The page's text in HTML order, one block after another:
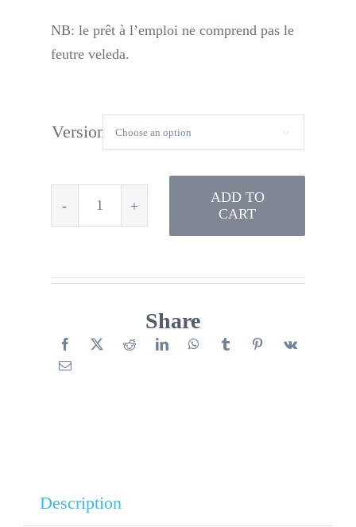
NB: le prêt à l’emploi ne comprend pas le
feutre veleda.
Version 
et
du
ADD TO
CART
Share
Description